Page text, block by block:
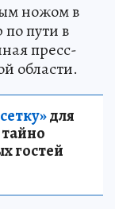
ножом в
пути в
пресс-
области.
для
гостей